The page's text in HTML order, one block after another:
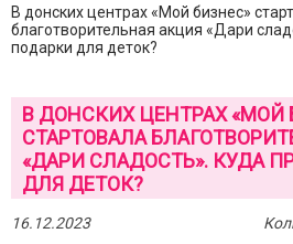
В донских центрах «Мой бизнес»
благотворительная акция «Дари
подарки для деток?
В ДОНСКИХ ЦЕНТРАХ «МОЙ
СТАРТОВАЛА
«ДАРИ СЛАДОСТЬ». КУДА
ДЛЯ ДЕТОК?
16.12.2023